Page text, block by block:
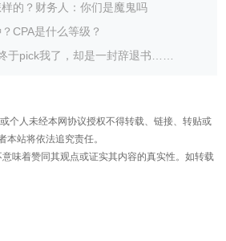
的？财务人：你们是魔鬼吗
CPA是什么等级？
于pick我了，却是一封辞退书……
个人未经本网协议授权不得转载、链接、转贴或
站将依法追究责任。
味着赞同其观点或证实其内容的真实性。如转载